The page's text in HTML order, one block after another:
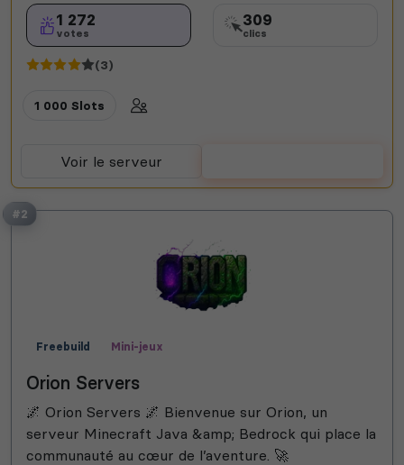
1 272
votes
309
clics
(3)
1 000 Slots
Voir le serveur
#2
Freebuild Mini-jeux
Orion Servers
🌌 Orion Servers 🌌 Bienvenue sur Orion, un
serveur Minecraft Java &amp; Bedrock qui place la
communauté au cœur de l’aventure. 🚀